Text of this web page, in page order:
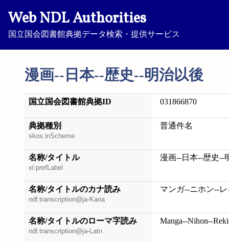
Web NDL Authorities
国立国会図書館典拠データ検索・提供サービス
漫画--日本--歴史--明治以後
国立国会図書館典拠ID 031866870
典拠種別
skos:inScheme
普通件名
名称/タイトル
xl:prefLabel
漫画--日本--歴史--
名称/タイトルのカナ読み
ndl:transcription@ja-Kana
マンガ--ニホン--
名称/タイトルのローマ字読み
ndl:transcription@ja-Latn
Manga--Nihon--